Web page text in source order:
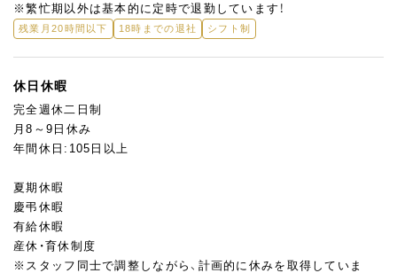
※繁忙期以外は基本的に定時で退勤しています！
残業月20時間以下 18時までの退社 シフト制
休日休暇
完全週休二日制
月8～9日休み
年間休日:105日以上
夏期休暇
慶弔休暇
有給休暇
産休・育休制度
※スタッフ同士で調整しながら、計画的に休みを取得していま